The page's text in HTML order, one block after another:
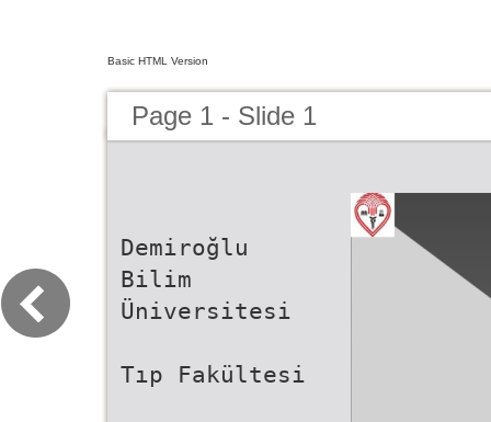
Basic HTML Version
Page 1 - Slide 1
Demiroğlu
Bilim
Üniversitesi
Tıp Fakültesi